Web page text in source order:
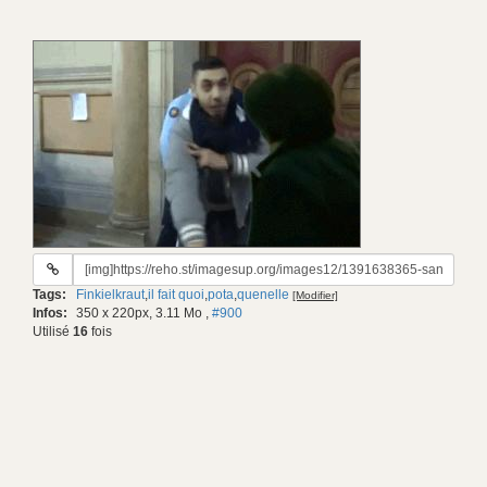
URL
gif:
Tags: Finkielkraut,il fait quoi,pota,quenelle [Modifier]
Infos: 350 x 220px, 3.11 Mo , #900
Utilisé 16 fois